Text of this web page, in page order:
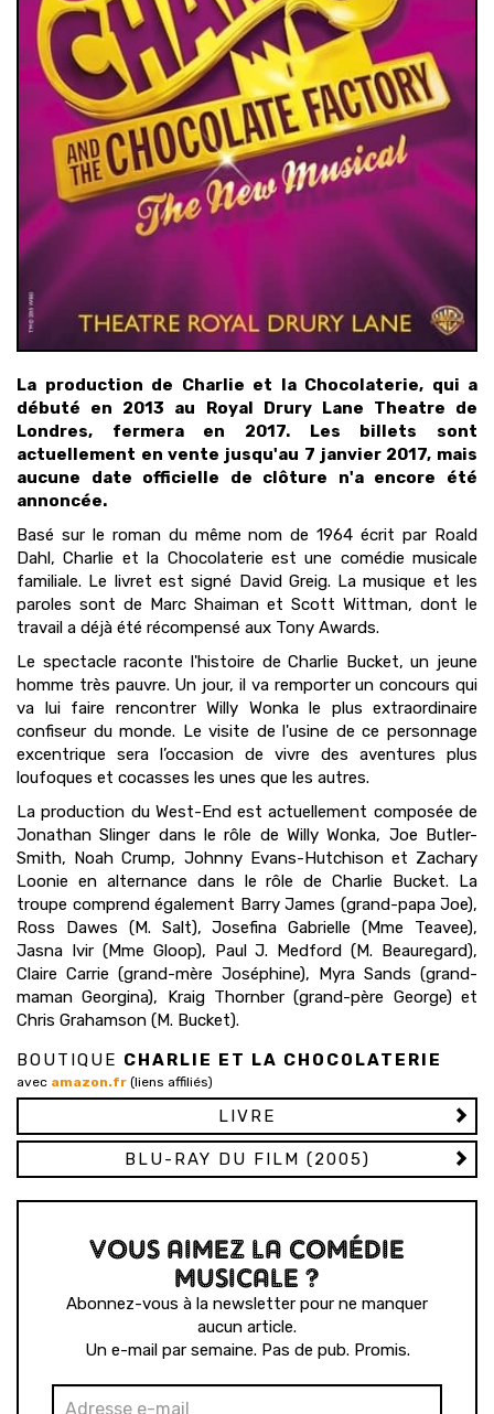
La production de Charlie et la Chocolaterie, qui a
débuté en 2013 au Royal Drury Lane Theatre de
Londres, fermera en 2017. Les billets sont
actuellement en vente jusqu'au 7 janvier 2017, mais
aucune date officielle de clôture n'a encore été
annoncée.
Basé sur le roman du même nom de 1964 écrit par Roald
Dahl, Charlie et la Chocolaterie est une comédie musicale
familiale. Le livret est signé David Greig. La musique et les
paroles sont de Marc Shaiman et Scott Wittman, dont le
travail a déjà été récompensé aux Tony Awards.
Le spectacle raconte l'histoire de Charlie Bucket, un jeune
homme très pauvre. Un jour, il va remporter un concours qui
va lui faire rencontrer Willy Wonka le plus extraordinaire
confiseur du monde. Le visite de l'usine de ce personnage
excentrique sera l’occasion de vivre des aventures plus
loufoques et cocasses les unes que les autres.
La production du West-End est actuellement composée de
Jonathan Slinger dans le rôle de Willy Wonka, Joe Butler-
Smith, Noah Crump, Johnny Evans-Hutchison et Zachary
Loonie en alternance dans le rôle de Charlie Bucket. La
troupe comprend également Barry James (grand-papa Joe),
Ross Dawes (M. Salt), Josefina Gabrielle (Mme Teavee),
Jasna Ivir (Mme Gloop), Paul J. Medford (M. Beauregard),
Claire Carrie (grand-mère Joséphine), Myra Sands (grand-
maman Georgina), Kraig Thornber (grand-père George) et
Chris Grahamson (M. Bucket).
BOUTIQUE CHARLIE ET LA CHOCOLATERIE
avec amazon.fr (liens affiliés)
LIVRE
BLU-RAY DU FILM (2005)
VOUS AIMEZ LA COMÉDIE
MUSICALE ?
Abonnez-vous à la newsletter pour ne manquer
aucun article.
Un e-mail par semaine. Pas de pub. Promis.